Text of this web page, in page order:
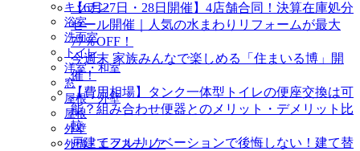
ュ
ー
を
展
開
キッチン
浴室
洗面室
トイレ
洋室・和室
窓
屋根・外壁
屋根
外壁
外構・エクステリア
【6月27日・28日開催】4店舗合同！決算在庫処分
セール開催｜人気の水まわりリフォームが最大
77％OFF！
今週末 家族みんなで楽しめる「住まいる博」開
催！
【費用相場】タンク一体型トイレの便座交換は可
能？組み合わせ便器とのメリット・デメリット比
較
戸建てフルリノベーションで後悔しない！建て替